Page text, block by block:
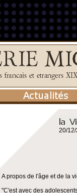
20/
A propos de l'âge et de la
"C'est avec des